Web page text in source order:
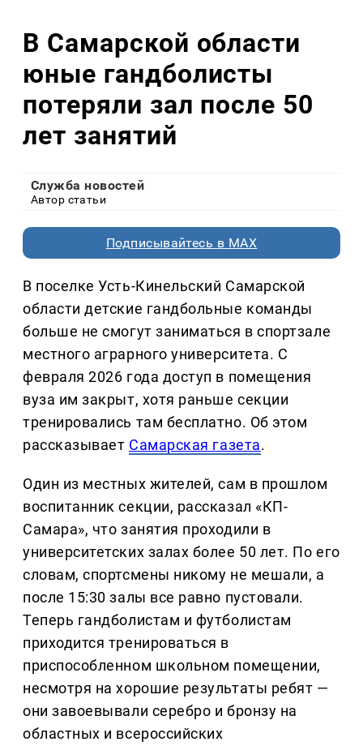
В Самарской области
юные гандболисты
потеряли зал после 50
лет занятий
Служба новостей
Автор статьи
Подписывайтесь в MAX
В поселке Усть-Кинельский Самарской
области детские гандбольные команды
больше не смогут заниматься в спортзале
местного аграрного университета. С
февраля 2026 года доступ в помещения
вуза им закрыт, хотя раньше секции
тренировались там бесплатно. Об этом
рассказывает Самарская газета.
Один из местных жителей, сам в прошлом
воспитанник секции, рассказал «КП-
Самара», что занятия проходили в
университетских залах более 50 лет. По его
словам, спортсмены никому не мешали, а
после 15:30 залы все равно пустовали.
Теперь гандболистам и футболистам
приходится тренироваться в
приспособленном школьном помещении,
несмотря на хорошие результаты ребят —
они завоевывали серебро и бронзу на
областных и всероссийских